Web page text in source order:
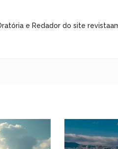
e Redador do site